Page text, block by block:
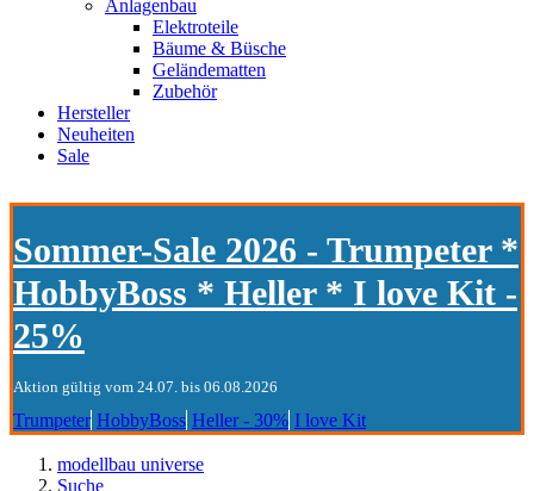
Anlagenbau
Elektroteile
Bäume & Büsche
Geländematten
Zubehör
Hersteller
Neuheiten
Sale
Sommer-Sale 2026 - Trumpeter *
HobbyBoss * Heller * I love Kit -
25%
Aktion gültig vom 24.07. bis 06.08.2026
Trumpeter HobbyBoss Heller - 30% I love Kit
modellbau universe
Suche